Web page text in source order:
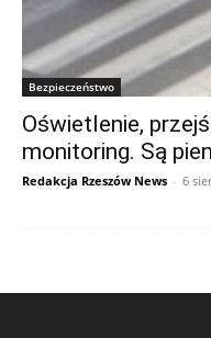
Bezpieczeństwo
Oświetlenie,
monitoring. Są
Redakcja Rzeszów News - 6